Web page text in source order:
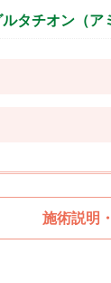
ルタチオン（ア
施術説明